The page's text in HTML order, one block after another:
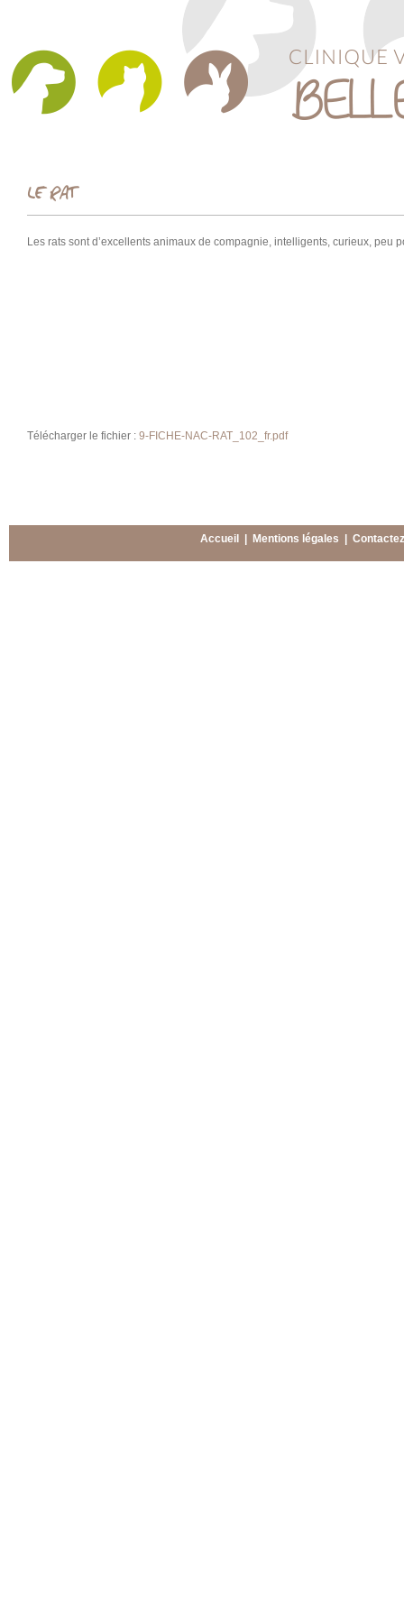
LE RAT
Les rats sont d’excellents animaux de compagnie, intelligents, curieux, peu
Télécharger le fichier : 9-FICHE-NAC-RAT_102_fr.pdf
Accueil Mentions légales